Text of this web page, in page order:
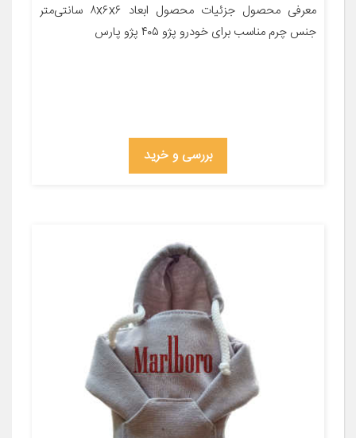
معرفی محصول جزئیات محصول ابعاد ۸x۶x۶ سانتی‌متر
جنس چرم مناسب برای خودرو پژو ۴۰۵ پژو پارس
بررسی و خرید